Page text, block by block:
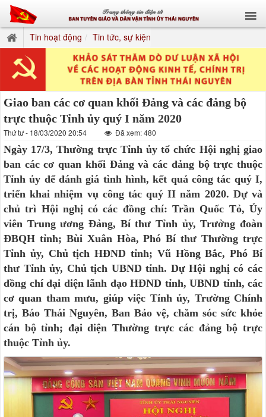
Tin hoạt động Tin tức, sự kiện
Giao ban các cơ quan khối Đảng và các đảng bộ
trực thuộc Tỉnh ủy quý I năm 2020
Thứ tư - 18/03/2020 20:54 Đã xem: 480
Ngày 17/3, Thường trực Tỉnh ủy tổ chức Hội nghị giao
ban các cơ quan khối Đảng và các đảng bộ trực thuộc
Tỉnh ủy để đánh giá tình hình, kết quả công tác quý I,
triển khai nhiệm vụ công tác quý II năm 2020. Dự và
chủ trì Hội nghị có các đồng chí: Trần Quốc Tỏ, Ủy
viên Trung ương Đảng, Bí thư Tỉnh ủy, Trưởng đoàn
ĐBQH tỉnh; Bùi Xuân Hòa, Phó Bí thư Thường trực
Tỉnh ủy, Chủ tịch HĐND tỉnh; Vũ Hồng Bắc, Phó Bí
thư Tỉnh ủy, Chủ tịch UBND tỉnh. Dự Hội nghị có các
đồng chí đại diện lãnh đạo HĐND tỉnh, UBND tỉnh, các
cơ quan tham mưu, giúp việc Tỉnh ủy, Trường Chính
trị, Báo Thái Nguyên, Ban Bảo vệ, chăm sóc sức khỏe
cán bộ tỉnh; đại diện Thường trực các đảng bộ trực
thuộc Tỉnh ủy.